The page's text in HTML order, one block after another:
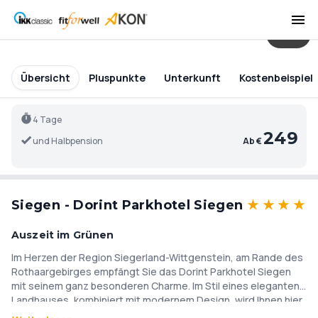
Übersicht Pluspunkte Unterkunft Kostenbeispiel
4 Tage
und Halbpension
Ab €249
Siegen - Dorint Parkhotel Siegen ★ ★★★
Auszeit im Grünen
Im Herzen der Region Siegerland-Wittgenstein, am Rande des
Rothaargebirges empfängt Sie das Dorint Parkhotel Siegen
mit seinem ganz besonderen Charme. Im Stil eines eleganten
Landhauses, kombiniert mit modernem Design, wird Ihnen hier
das Wohlfühlen leicht gemacht. Die wunderbare Lage inmitten